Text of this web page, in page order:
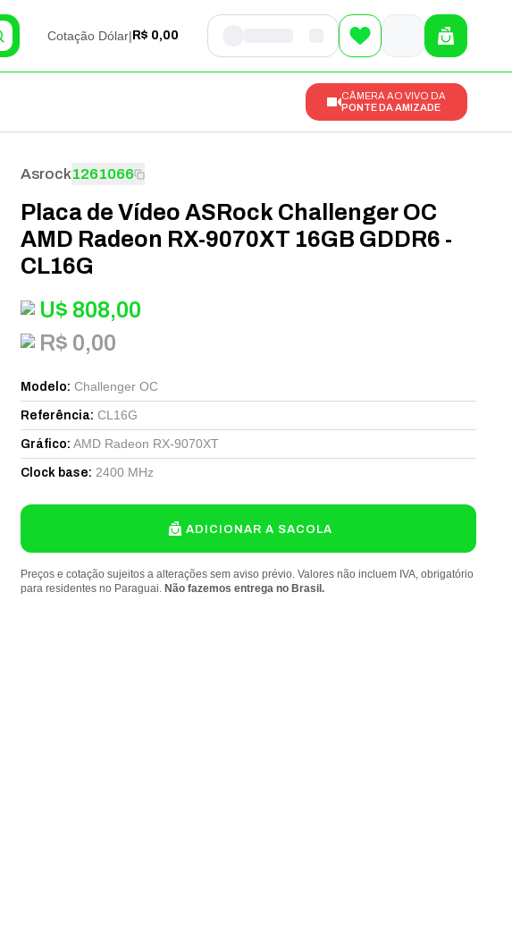
Cotação Dólar| R$ 0,00
CÂMERA AO VIVO DA
PONTE DA AMIZADE
Asrock1261066
Placa de Vídeo ASRock Challenger OC
AMD Radeon RX-9070XT 16GB GDDR6 -
CL16G
U$ 808,00
R$ 0,00
Modelo: Challenger OC
Referência: CL16G
Gráfico: AMD Radeon RX-9070XT
Clock base: 2400 MHz
ADICIONAR A SACOLA
Preços e cotação sujeitos a alterações sem aviso prévio. Valores não incluem IVA, obrigatório
para residentes no Paraguai. Não fazemos entrega no Brasil.